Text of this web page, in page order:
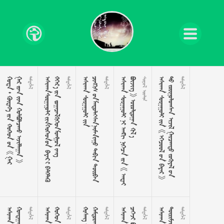


















































































  























































































  






















































































   






















































 



















































































 
    